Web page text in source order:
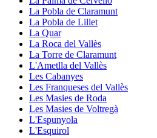
La Pobla de Claramunt
La Pobla de Lillet
La Quar
La Roca del Vallès
La Torre de Claramunt
L'Ametlla del Vallès
Les Cabanyes
Les Franqueses del Vallès
Les Masies de Roda
Les Masies de Voltregà
L'Espunyola
L'Esquirol